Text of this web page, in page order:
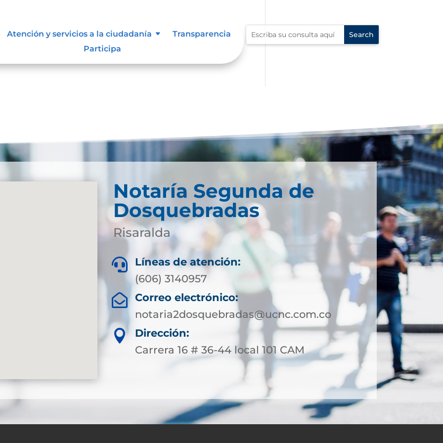
Atención y servicios a la ciudadanía
Transparencia
Participa
Try refining your search, or use the navigation
Notaría Segunda de
Dosquebradas
Risaralda

Líneas de atención:
(606) 3140957

Correo electrónico:
notaria2dosquebradas@ucnc.com.co

Dirección:
Carrera 16 # 36-44 local 101 CAM